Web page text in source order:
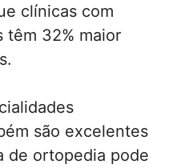
clínicas com
têm 32% maior
são excelentes
de ortopedia pode